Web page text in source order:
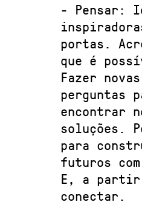
- Pensar:
portas.
que é
Fazer novas
perguntas
encontrar
soluções.
para
futuros
E, a
conectar.